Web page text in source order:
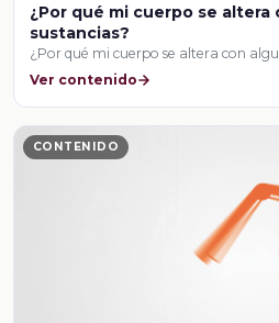
¿Por qué mi cuerpo se altera
sustancias?
¿Por qué mi cuerpo se altera con
Ver contenido
CONTENIDO